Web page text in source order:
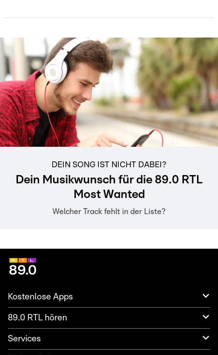
DEIN SONG IST NICHT DABEI?
Dein Musikwunsch für die 89.0 RTL
Most Wanted
Welcher Track fehlt in der Liste?
Kostenlose Apps
89.0 RTL hören
Services